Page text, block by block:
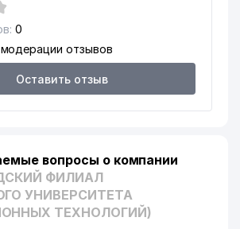
0
отзывов
Оставить отзыв
вопросы о компании
ФИЛИАЛ
УНИВЕРСИТЕТА
ТЕХНОЛОГИЙ)